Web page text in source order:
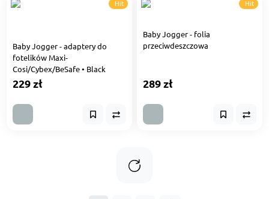
Hit
Baby Jogger - adaptery do
fotelików Maxi-
Cosi/Cybex/BeSafe • Black
229 zł
Hit
Baby Jogger - folia
przeciwdeszczowa
289 zł